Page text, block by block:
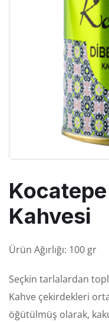
Kahvesi
Ürün Ağırlığı: 100 gr
Seçkin tarlalardan
Kahve çekirdekleri
öğütülmüş olarak,